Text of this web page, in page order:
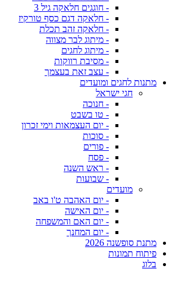
- חוגגים חלאקה גיל 3
- חלאקה דגם כסף טורקיז
- חלאקה זהב תכלת
- מיתוג לבר מצווה
- מיתוג לחגים
- מסיבת רווקות
- עצב זאת בעצמך
מתנות לחגים ומועדים
חגי ישראל
- חנוכה
- טו בשבט
- יום העצמאות וימי זכרון
- סוכות
- פורים
- פסח
- ראש השנה
- שבועות
מועדים
- יום האהבה ט'ו באב
- יום האישה
- יום האם והמשפחה
- יום המחנך
מתנת סופשנה 2026
פיתוח תמונות
בלוג